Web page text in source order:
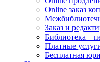
Online заказ
Заказ и
Библиотека –
Платные
Бесплатная